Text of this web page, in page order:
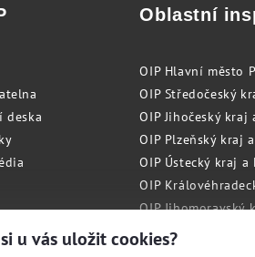
deska
Oblastní
OIP Hlavní město
OIP Středočeský
OIP Jihočeský kraj
OIP Plzeňský kraj
OIP Ústecký kraj a
OIP
OIP Jihomoravský
OIP
u vás uložit cookies?